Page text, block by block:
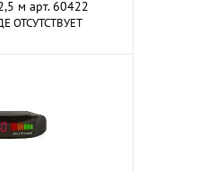
м арт. 60422
ОТСУТСТВУЕТ